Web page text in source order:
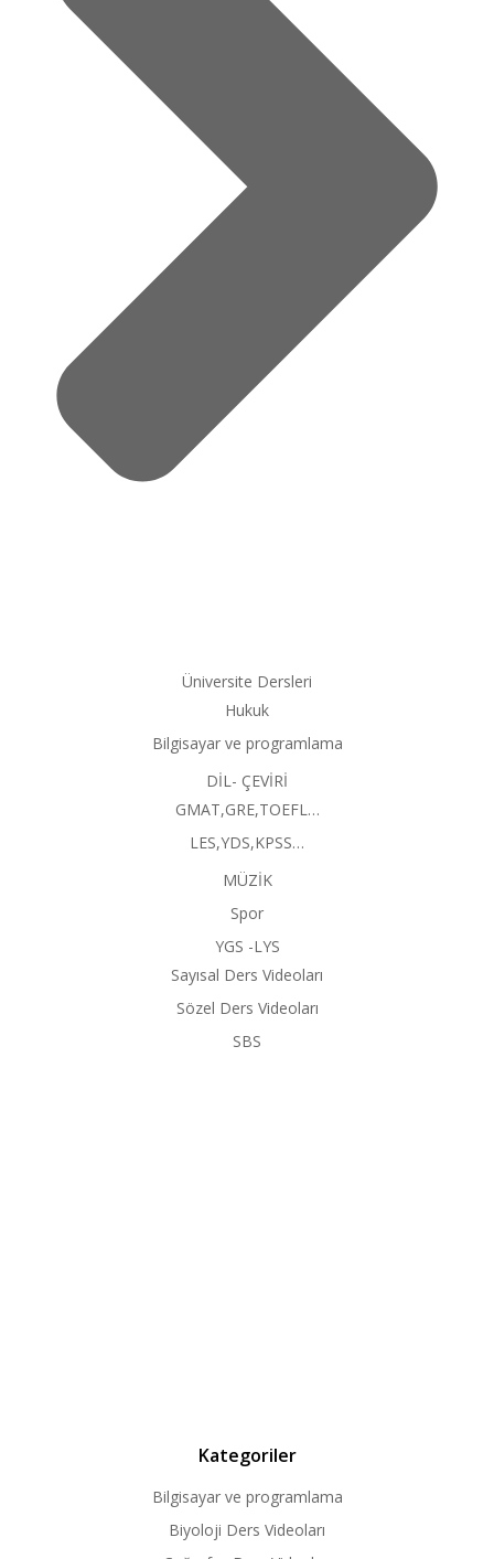
Üniversite Dersleri
Hukuk
Bilgisayar ve programlama
DİL- ÇEVİRİ
GMAT,GRE,TOEFL…
LES,YDS,KPSS…
MÜZİK
Spor
YGS -LYS
Sayısal Ders Videoları
Sözel Ders Videoları
SBS
Kategoriler
Bilgisayar ve programlama
Biyoloji Ders Videoları